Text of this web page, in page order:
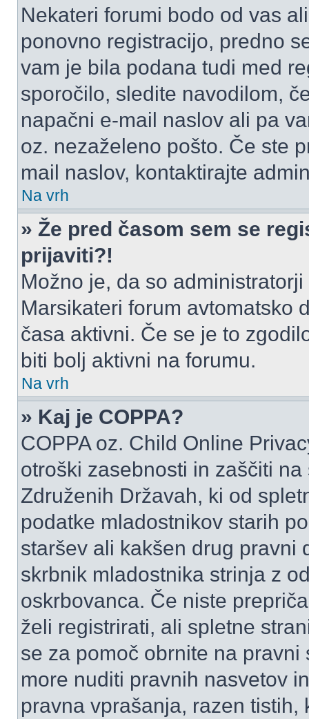
Nekateri forumi bodo od vas
ponovno registracijo, predno
vam je bila podana tudi med
sporočilo, sledite navodilom,
napačni e-mail naslov ali pa
oz. nezaželeno pošto. Če ste
mail naslov, kontaktirajte
Na vrh
» Že pred časom sem se
prijaviti?!
Možno je, da so
Marsikateri forum avtomatsko
časa aktivni. Če se je to
biti bolj aktivni na forumu.
Na vrh
» Kaj je COPPA?
COPPA oz. Child Online
otroški zasebnosti in zaščiti
Združenih Državah, ki od
podatke mladostnikov starih
staršev ali kakšen drug pravni
skrbnik mladostnika strinja z
oskrbovanca. Če niste
želi registrirati, ali spletne
se za pomoč obrnite na
more nuditi pravnih nasvetov
pravna vprašanja, razen tistih,